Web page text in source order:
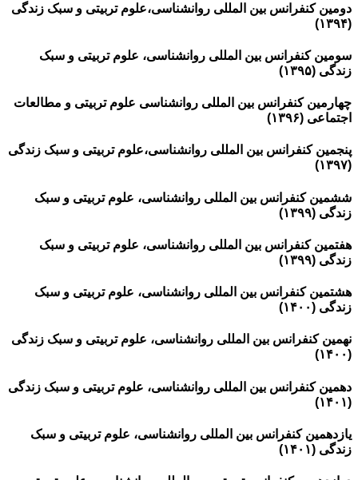
دومین کنفرانس بین المللی روانشناسی،علوم تربیتی و سبک زندگی
(۱۳۹۴)
سومین کنفرانس بین المللی روانشناسی، علوم تربیتی و سبک
زندگی (۱۳۹۵)
چهارمین کنفرانس بین المللی روانشناسی علوم تربیتی و مطالعات
اجتماعی (۱۳۹۶)
پنجمین کنفرانس بین المللی روانشناسی،علوم تربیتی و سبک زندگی
(۱۳۹۷)
ششمین کنفرانس بین المللی روانشناسی، علوم تربیتی و سبک
زندگی (۱۳۹۹)
هفتمین کنفرانس بین المللی روانشناسی، علوم تربیتی و سبک
زندگی (۱۳۹۹)
هشتمین کنفرانس بین المللی روانشناسی، علوم تربیتی و سبک
زندگی (۱۴۰۰)
نهمین کنفرانس بین المللی روانشناسی، علوم تربیتی و سبک زندگی
(۱۴۰۰)
دهمین کنفرانس بین المللی روانشناسی، علوم تربیتی و سبک زندگی
(۱۴۰۱)
یازدهمین کنفرانس بین المللی روانشناسی، علوم تربیتی و سبک
زندگی (۱۴۰۱)